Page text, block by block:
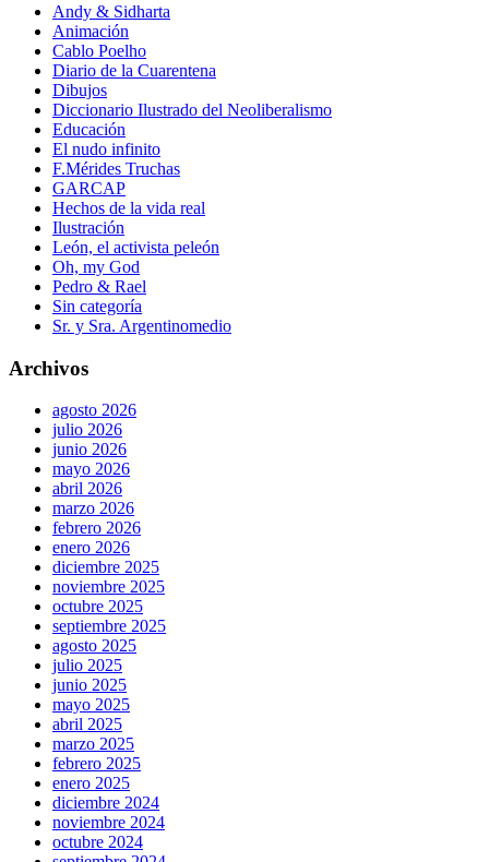
Andy & Sidharta
Animación
Cablo Poelho
Diario de la Cuarentena
Dibujos
Diccionario Ilustrado del Neoliberalismo
Educación
El nudo infinito
F.Mérides Truchas
GARCAP
Hechos de la vida real
Ilustración
León, el activista peleón
Oh, my God
Pedro & Rael
Sin categoría
Sr. y Sra. Argentinomedio
Archivos
agosto 2026
julio 2026
junio 2026
mayo 2026
abril 2026
marzo 2026
febrero 2026
enero 2026
diciembre 2025
noviembre 2025
octubre 2025
septiembre 2025
agosto 2025
julio 2025
junio 2025
mayo 2025
abril 2025
marzo 2025
febrero 2025
enero 2025
diciembre 2024
noviembre 2024
octubre 2024